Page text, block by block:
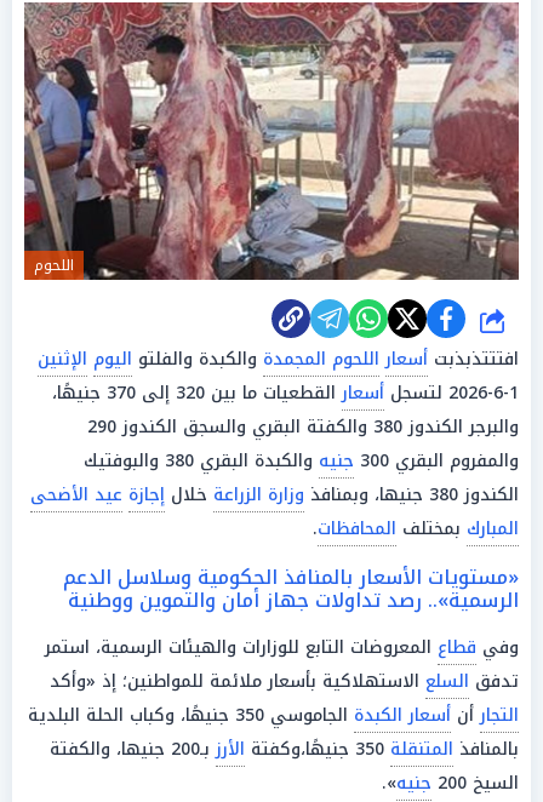
اللحوم
شارك
افتتتذبذبت أسعار اللحوم المجمدة والكبدة والفلتو اليوم الإثنين
1-6-2026 لتسجل
أسعار
القطعيات ما بين 320 إلى 370 جنيهًا،
والبرجر الكندوز 380 والكفتة البقري والسجق الكندوز 290
والمفروم البقري 300
جنيه
والكبدة البقري 380 والبوفتيك
الكندوز 380 جنيها، وبمنافذ
وزارة الزراعة خلال إجازة عيد الأضحى
المبارك بمختلف المحافظات.
«مستويات الأسعار بالمنافذ الحكومية وسلاسل الدعم
الرسمية».. رصد تداولات جهاز أمان والتموين ووطنية
وفي قطاع المعروضات التابع للوزارات والهيئات الرسمية، استمر
تدفق السلع الاستهلاكية بأسعار ملائمة للمواطنين؛ إذ «وأكد
التجارأن أسعار الكبدة
الجاموسي 350 جنيهًا، وكباب الحلة البلدية
بالمنافذ المتنقلة الأرز
بـ200 جنيها، والكفتة
السيخ 200
جنيه».